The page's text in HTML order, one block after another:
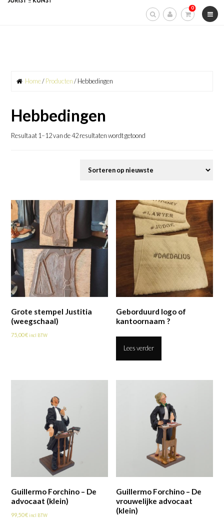
Skip
0
Home/Producten/ Hebbedingen
Hebbedingen
Resultaat 1–12 van de 42 resultaten wordt getoond
Grote stempel Justitia
(weegschaal)
75,00€incl BTW
Geborduurd logo of
kantoornaam ?
Lees verder
Guillermo Forchino – De
advocaat (klein)
99,50€incl BTW
Guillermo Forchino – De
vrouwelijke advocaat
(klein)